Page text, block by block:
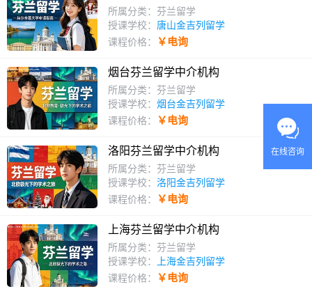
所属分类：芬兰留学
授课学校： 唐山金吉列留学
课程价格：
￥电询
烟台芬兰留学中介机构
所属分类：芬兰留学
授课学校： 烟台金吉列留学
课程价格：
￥电询
洛阳芬兰留学中介机构
所属分类：芬兰留学
授课学校： 洛阳金吉列留学
课程价格：
￥电询
上海芬兰留学中介机构
所属分类：芬兰留学
授课学校：
上海金吉列留学
课程价格：
￥电询
在线咨询